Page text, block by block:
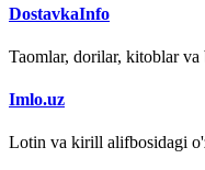
DostavkaInfo
Taomlar, dorilar, kitoblar
Imlo.uz
Lotin va kirill alifbosidagi